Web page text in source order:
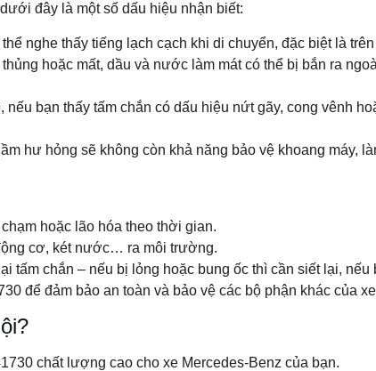
đây là một số dấu hiệu nhận biết:
nghe thấy tiếng lạch cạch khi di chuyển, đặc biệt là
hoặc mất, dầu và nước làm mát có thể bị bắn ra
bạn thấy tấm chắn có dấu hiệu nứt gãy, cong vênh
hư hỏng sẽ không còn khả năng bảo vệ khoang máy,
hoặc lão hóa theo thời gian.
cơ, két nước… ra môi trường.
tấm chắn – nếu bị lỏng hoặc bung ốc thì cần siết lại,
để đảm bảo an toàn và bảo vệ các bộ phận khác của
chất lượng cao cho xe Mercedes-Benz của bạn.